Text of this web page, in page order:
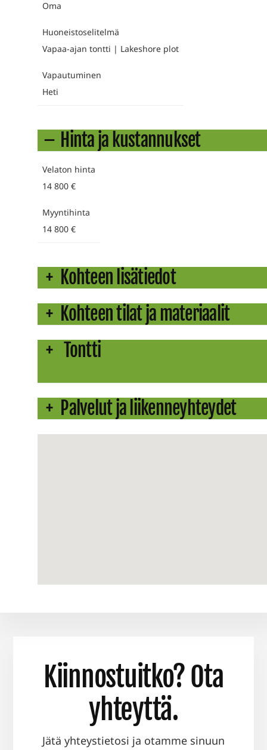
Oma
Huoneistoselitelmä
Vapaa-ajan tontti | Lakeshore plot
Vapautuminen
Heti
Hinta ja kustannukset
Velaton hinta
14 800 €
Myyntihinta
14 800 €
Kohteen lisätiedot
Kohteen tilat ja materiaalit
Tontti
Palvelut ja liikenneyhteydet
Kiinnostuitko? Ota
yhteyttä.
Jätä yhteystietosi ja otamme sinuun